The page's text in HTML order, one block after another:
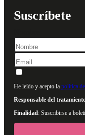
Suscríbete
He leído y acepto la política
Responsable del
Finalidad: Suscribirse a